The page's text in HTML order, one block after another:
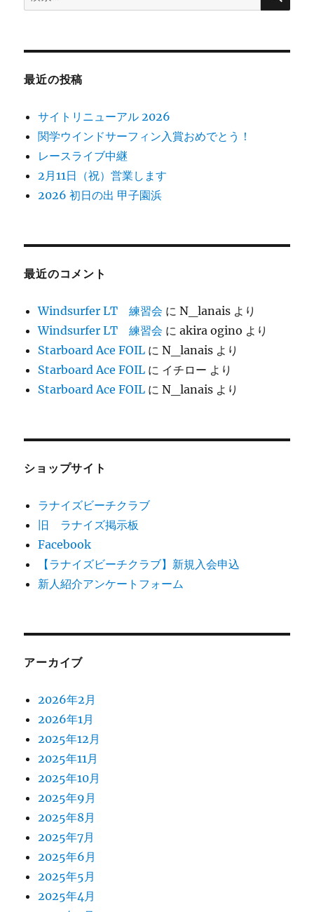
う
索:
最近の投稿
サイトリニューアル 2026
関学ウインドサーフィン入賞おめでとう！
レースライブ中継
2月11日（祝）営業します
2026 初日の出 甲子園浜
最近のコメント
Windsurfer LT 練習会 にN_lanais より
Windsurfer LT 練習会 にakira ogino より
Starboard Ace FOIL にN_lanais より
Starboard Ace FOIL に イチロー より
Starboard Ace FOIL にN_lanais より
ショップサイト
ラナイズビーチクラブ
旧 ラナイズ掲示板
Facebook
【ラナイズビーチクラブ】新規入会申込
新人紹介アンケートフォーム
アーカイブ
2026年2月
2026年1月
2025年12月
2025年11月
2025年10月
2025年9月
2025年8月
2025年7月
2025年6月
2025年5月
2025年4月